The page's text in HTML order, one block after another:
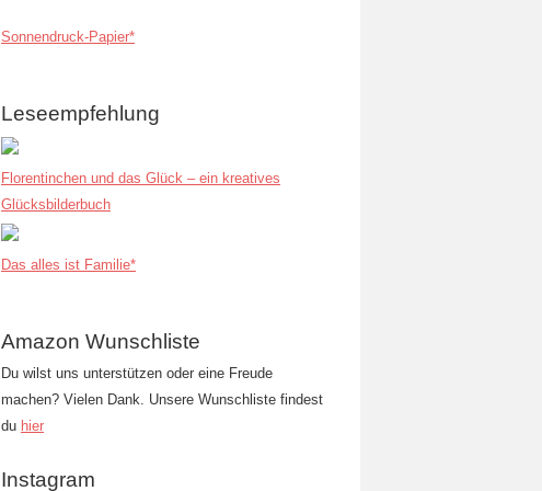
Sonnendruck-Papier*
Leseempfehlung
Florentinchen und das Glück – ein kreatives
Glücksbilderbuch
Das alles ist Familie*
Amazon Wunschliste
Du wilst uns unterstützen oder eine Freude
machen? Vielen Dank. Unsere Wunschliste findest
du hier
Instagram